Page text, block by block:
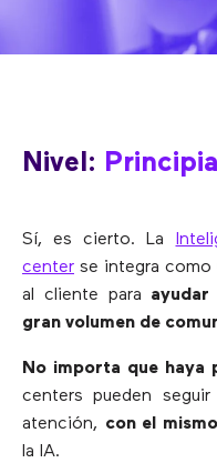
Nivel:
Sí, es cierto. La
center se integra como
al cliente para
gran volumen de
No importa que haya
centers pueden
atención, con el
la IA.